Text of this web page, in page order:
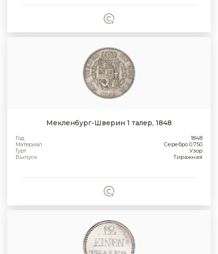
Мекленбург-Шверин 1 талер, 1848
Год
1848
Материал
Серебро 0.750
Гурт
Узор
Выпуск
Тиражная